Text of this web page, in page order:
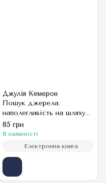
Джулія Кемерон
Пошук джерела:
наполегливість на шляху
художника
85 грн
В наявності
Електронна книга